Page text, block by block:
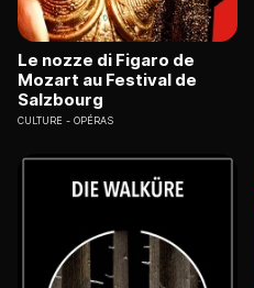
Le nozze di Figaro de
Mozart au Festival de
Salzbourg
CULTURE OPÉRAS